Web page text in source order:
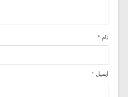
نام *
ایمیل *